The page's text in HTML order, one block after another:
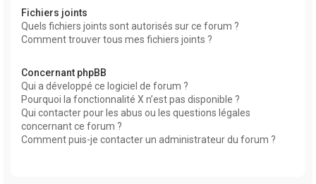
Fichiers joints
Quels fichiers joints sont autorisés sur ce forum ?
Comment trouver tous mes fichiers joints ?
Concernant phpBB
Qui a développé ce logiciel de forum ?
Pourquoi la fonctionnalité X n’est pas disponible ?
Qui contacter pour les abus ou les questions légales
concernant ce forum ?
Comment puis-je contacter un administrateur du forum ?